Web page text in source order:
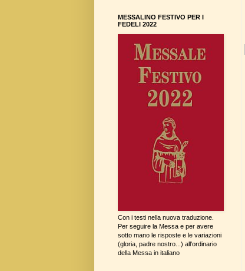
MESSALINO FESTIVO PER I
FEDELI 2022
Con i testi nella nuova traduzione.
Per seguire la Messa e per avere
sotto mano le risposte e le variazioni
(gloria, padre nostro...) all'ordinario
della Messa in italiano